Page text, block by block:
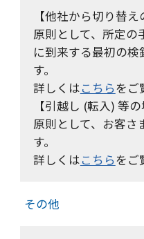
【他社から切り替え
原則として、所定の
に到来する最初の検
す。
詳しくはこちらをご
【引越し (転入) 等の
原則として、お客さ
す。
詳しくはこちらをご
その他